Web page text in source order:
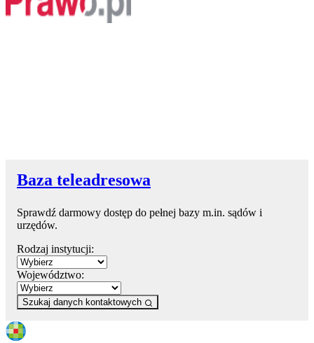
Baza teleadresowa
Sprawdź darmowy dostęp do pełnej bazy m.in. sądów i
urzędów.
Rodzaj instytucji:
Województwo:
Szukaj danych kontaktowych